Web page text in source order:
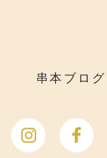
串本ブログ